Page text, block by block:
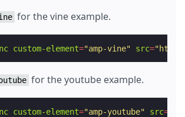
for the vine example.
custom-element="amp-vine" src=
for the youtube example.
custom-element="amp-youtube" src=